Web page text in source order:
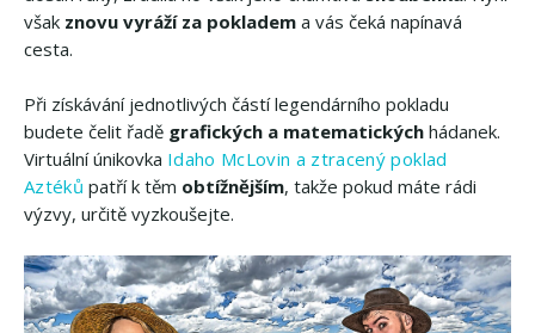
však znovu vyráží za pokladem a vás čeká napínavá
cesta.
Při získávání jednotlivých částí legendárního pokladu
budete čelit řadě grafických a matematických hádanek.
Virtuální únikovka Idaho McLovin a ztracený poklad
Aztéků patří k těm obtížnějším, takže pokud máte rádi
výzvy, určitě vyzkoušejte.